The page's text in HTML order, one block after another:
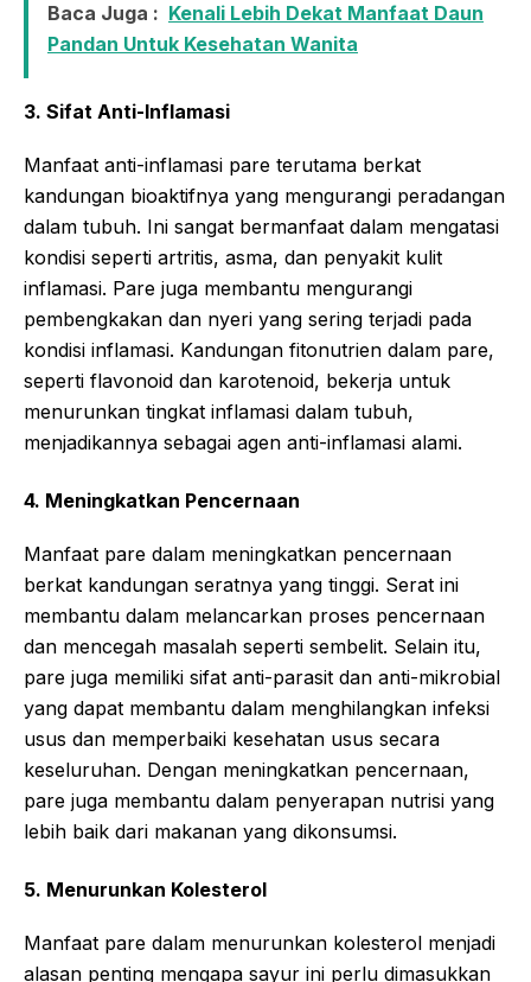
Baca Juga : Kenali Lebih Dekat Manfaat Daun
Pandan Untuk Kesehatan Wanita
3. Sifat Anti-Inflamasi
Manfaat anti-inflamasi pare terutama berkat
kandungan bioaktifnya yang mengurangi peradangan
dalam tubuh. Ini sangat bermanfaat dalam mengatasi
kondisi seperti artritis, asma, dan penyakit kulit
inflamasi. Pare juga membantu mengurangi
pembengkakan dan nyeri yang sering terjadi pada
kondisi inflamasi. Kandungan fitonutrien dalam pare,
seperti flavonoid dan karotenoid, bekerja untuk
menurunkan tingkat inflamasi dalam tubuh,
menjadikannya sebagai agen anti-inflamasi alami.
4. Meningkatkan Pencernaan
Manfaat pare dalam meningkatkan pencernaan
berkat kandungan seratnya yang tinggi. Serat ini
membantu dalam melancarkan proses pencernaan
dan mencegah masalah seperti sembelit. Selain itu,
pare juga memiliki sifat anti-parasit dan anti-mikrobial
yang dapat membantu dalam menghilangkan infeksi
usus dan memperbaiki kesehatan usus secara
keseluruhan. Dengan meningkatkan pencernaan,
pare juga membantu dalam penyerapan nutrisi yang
lebih baik dari makanan yang dikonsumsi.
5. Menurunkan Kolesterol
Manfaat pare dalam menurunkan kolesterol menjadi
alasan penting mengapa sayur ini perlu dimasukkan